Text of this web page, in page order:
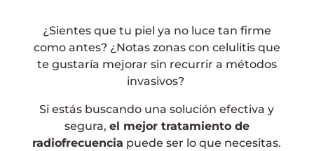
¿Sientes que tu piel ya no luce tan firme
como antes? ¿Notas zonas con celulitis que
te gustaría mejorar sin recurrir a métodos
invasivos?
Si estás buscando una solución efectiva y
segura, el mejor tratamiento de
radiofrecuencia puede ser lo que necesitas.